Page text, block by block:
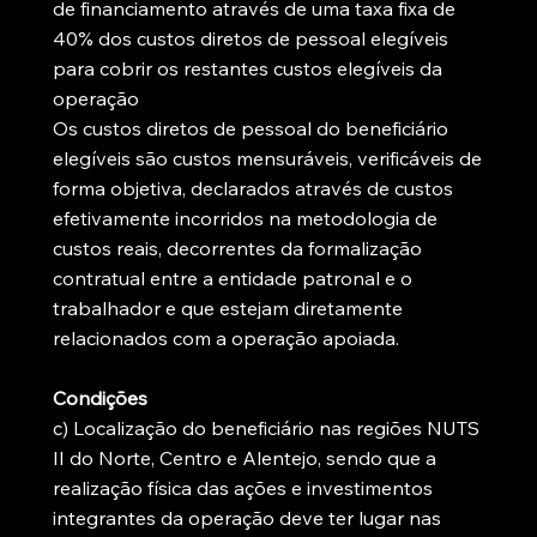
de financiamento através de uma taxa fixa de
40% dos custos diretos de pessoal elegíveis
para cobrir os restantes custos elegíveis da
operação
Os custos diretos de pessoal do beneficiário
elegíveis são custos mensuráveis, verificáveis de
forma objetiva, declarados através de custos
efetivamente incorridos na metodologia de
custos reais, decorrentes da formalização
contratual entre a entidade patronal e o
trabalhador e que estejam diretamente
relacionados com a operação apoiada.
Condições
c) Localização do beneficiário nas regiões NUTS
II do Norte, Centro e Alentejo, sendo que a
realização física das ações e investimentos
integrantes da operação deve ter lugar nas